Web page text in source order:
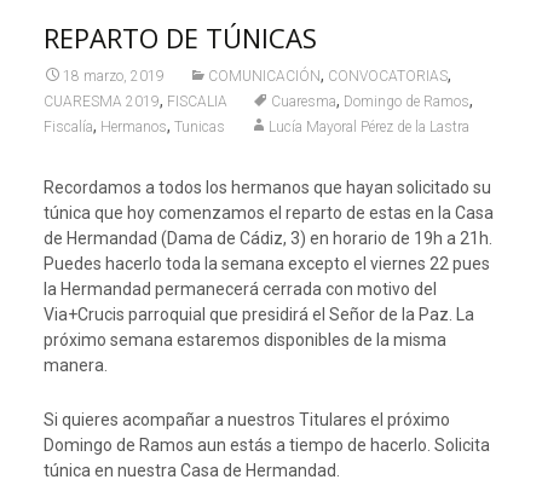
REPARTO DE TÚNICAS
18 marzo, 2019 COMUNICACIÓN, CONVOCATORIAS,
CUARESMA 2019, FISCALIA Cuaresma, Domingo de Ramos,
Fiscalía, Hermanos, Tunicas Lucía Mayoral Pérez de la Lastra
Recordamos a todos los hermanos que hayan solicitado su
túnica que hoy comenzamos el reparto de estas en la Casa
de Hermandad (Dama de Cádiz, 3) en horario de 19h a 21h.
Puedes hacerlo toda la semana excepto el viernes 22 pues
la Hermandad permanecerá cerrada con motivo del
Via+Crucis parroquial que presidirá el Señor de la Paz. La
próximo semana estaremos disponibles de la misma
manera.
Si quieres acompañar a nuestros Titulares el próximo
Domingo de Ramos aun estás a tiempo de hacerlo. Solicita
túnica en nuestra Casa de Hermandad.